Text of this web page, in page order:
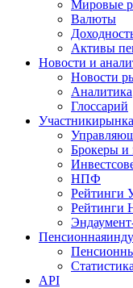
Мировые
Валюты
Активы
Новости и
Новости
Аналитика
Глоссарий
Участникирынка
Брокеры и
НПФ
Рейтинги
Рейтинги
Пенсионная
API